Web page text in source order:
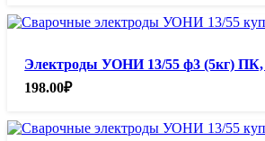
Электроды УОНИ 13/55 ф3 (5кг) ПК,
198.00₽